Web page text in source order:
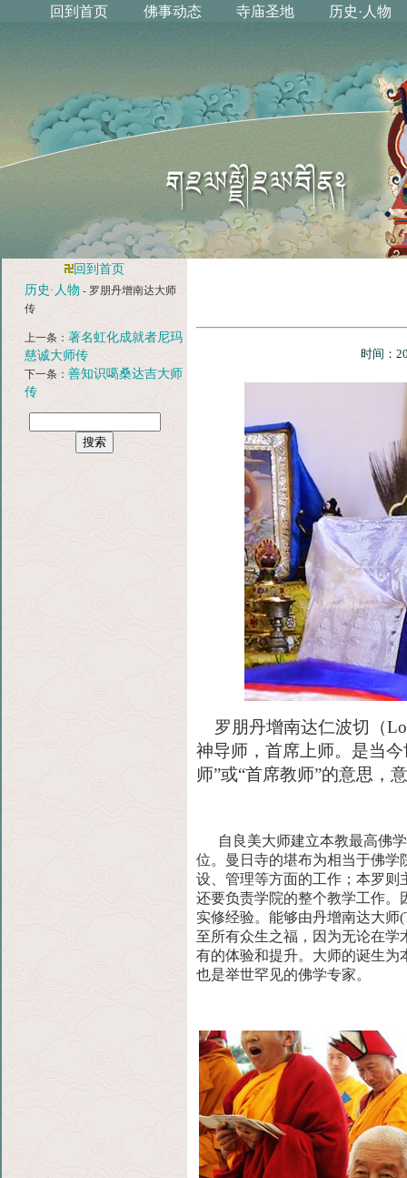
回到首页
历史·人物 - 罗朋丹增南达大师
传
上一条： 著名虹化成就者尼玛
慈诚大师传
下一条： 善知识噶桑达吉大师
传
时间：
罗朋丹增南达仁波切（
神导师，首席上师。是当
师”或“首席教师”的意思，
自良美大师建立本教最高佛学
位。曼日寺的堪布为相当于佛学
设、管理等方面的工作；本罗则
还要负责学院的整个教学工作。
实修经验。能够由丹增南达大师
至所有众生之福，因为无论在
有的体验和提升。大师的诞生为
也是举世罕见的佛学专家。